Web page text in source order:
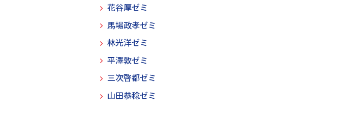
花谷厚ゼミ
馬場政孝ゼミ
林光洋ゼミ
平澤敦ゼミ
三次啓都ゼミ
山田恭稔ゼミ